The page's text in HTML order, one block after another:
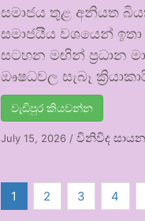
සමාජය තුළ අනියත
සමාජයීය වශයෙන්
සටහන මඟින් ප්‍රධාන
ඖෂධවල සැබෑ
වැඩිපුර කියවන්න
July 15, 2026 /විනිවිද
1 2 3 4